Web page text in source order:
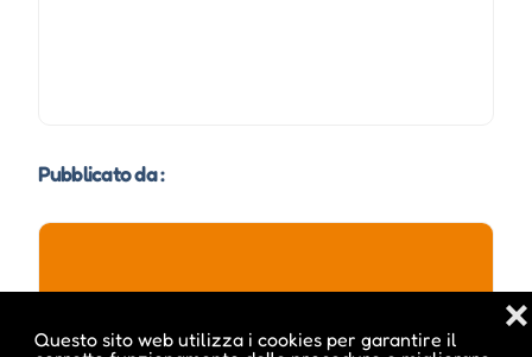
Questo sito web utilizza i cookies per garantire il
❌
Pubblicato da :
ale inside